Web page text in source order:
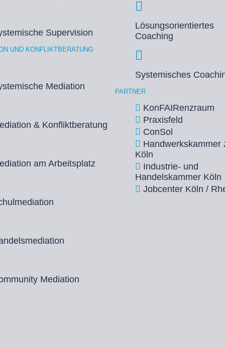
Supervision
UND KONFLIKTBERATUNG
Mediation
& Konfliktberatung
am Arbeitsplatz
Mediation
Lösungsorientiertes
Coaching
Systemisches
PARTNER
KonFAIRenzraum
Praxisfeld
ConSol
Handwerkskammer
Köln
Industrie- und
Handelskammer Köln
Jobcenter Köln /